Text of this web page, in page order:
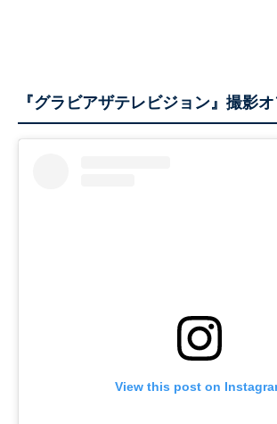
『グラビアザテレビジョン』撮影
View this post on